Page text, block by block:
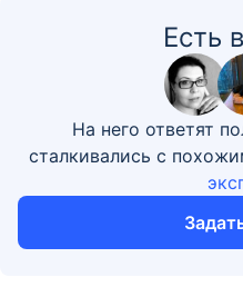
Есть
На него ответят
сталкивались с